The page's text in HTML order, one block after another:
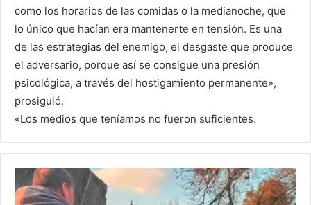
como los horarios de las comidas o la medianoche, que
lo único que hacían era mantenerte en tensión. Es una
de las estrategias del enemigo, el desgaste que produce
el adversario, porque así se consigue una presión
psicológica, a través del hostigamiento permanente»,
prosiguió.
«Los medios que teníamos no fueron suficientes.